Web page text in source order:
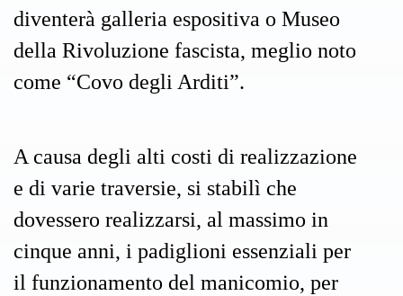
diventerà galleria espositiva o Museo
della Rivoluzione fascista, meglio noto
come “Covo degli Arditi”.
A causa degli alti costi di realizzazione
e di varie traversie, si stabilì che
dovessero realizzarsi, al massimo in
cinque anni, i padiglioni essenziali per
il funzionamento del manicomio, per